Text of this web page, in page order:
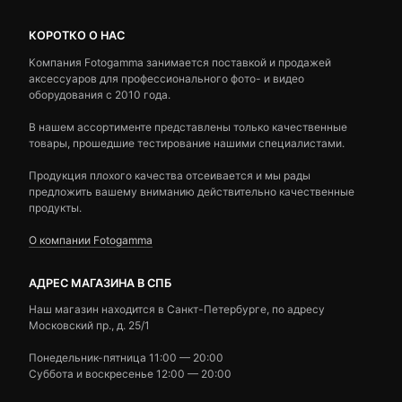
КОРОТКО О НАС
Компания Fotogamma занимается поставкой и продажей
аксессуаров для профессионального фото- и видео
оборудования с 2010 года.
В нашем ассортименте представлены только качественные
товары, прошедшие тестирование нашими специалистами.
Продукция плохого качества отсеивается и мы рады
предложить вашему вниманию действительно качественные
продукты.
О компании Fotogamma
АДРЕС МАГАЗИНА В СПБ
Наш магазин находится в Санкт-Петербурге, по адресу
Московский пр., д. 25/1
Понедельник-пятница 11:00 — 20:00
Суббота и воскресенье 12:00 — 20:00